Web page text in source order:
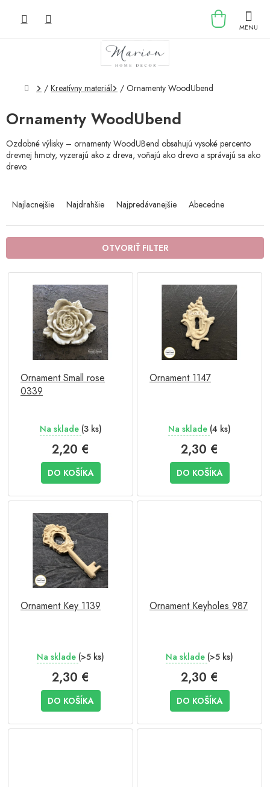
KOŠÍK
Domov
/ Kreatívny materiál / Ornamenty WoodUbend
Ornamenty WoodUbend
Ozdobné výlisky – ornamenty WoodUBend obsahujú vysoké percento
drevnej hmoty, vyzerajú ako z dreva, voňajú ako drevo a správajú sa ako
drevo.
e
n
i
e
Najlacnejšie Najdrahšie Najpredávanejšie Abecedne
OTVORIŤ FILTER
V
Ornament Small rose
0339
Na sklade (3 ks)
2,20 €
DO KOŠÍKA
Ornament 1147
Na sklade (4 ks)
2,30 €
DO KOŠÍKA
Ornament Key 1139
Na sklade (>5 ks)
2,30 €
DO KOŠÍKA
Ornament Keyholes 987
Na sklade (>5 ks)
2,30 €
DO KOŠÍKA